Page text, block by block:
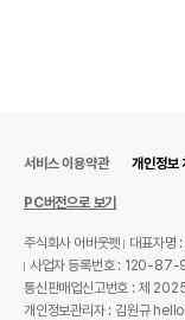
서비스 이용약관 개인정보
PC버전으로 보기
주식회사 어바웃펫
대표자명
사업자 등록번호 : 120-
통신판매업신고번호 : 제
개인정보관리자 : 김원규